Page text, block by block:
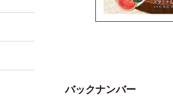
バックナンバー